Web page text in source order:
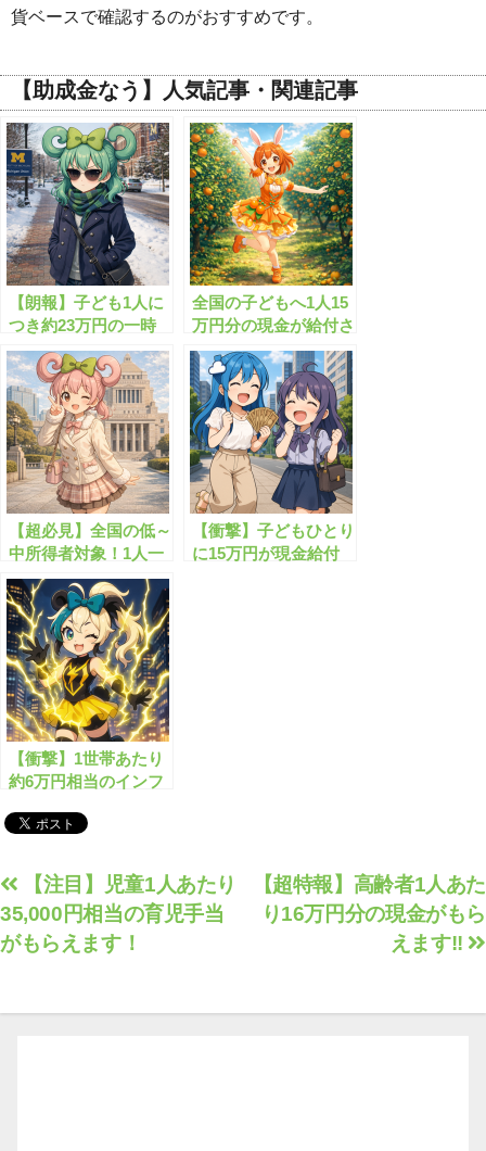
貨ベースで確認するのがおすすめです。
【助成金なう】人気記事・関連記事
【朗報】子ども1人に
つき約23万円の一時
金＋月額約7万6千円
がもらえます!!
全国の子どもへ1人15
万円分の現金が給付さ
れます！
【超必見】全国の低～
中所得者対象！1人一
律30万円相当の現金
が給付される！？
【衝撃】子どもひとり
に15万円が現金給付
【衝撃】1世帯あたり
約6万円相当のインフ
る？！
投
稿
ナ
ゲ
【超特報】高齢者1人あた
り16万円分の現金がもら
えます!!
【注目】児童1人あたり
35,000円相当の育児手当
がもらえます！